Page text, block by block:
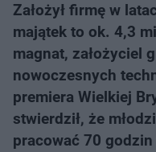
Założył firmę w
majątek to ok. 4,3
magnat, założyciel
nowoczesnych
premiera Wielkiej
stwierdził, że
pracować 70